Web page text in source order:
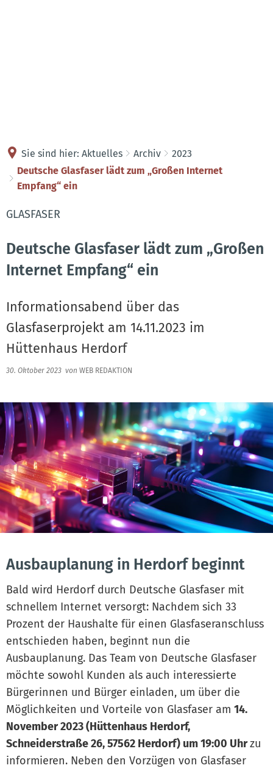
Sie sind hier: Aktuelles Archiv
2023
Deutsche Glasfaser lädt zum „Großen Internet
Empfang“ ein
GLASFASER
Deutsche Glasfaser lädt zum „Großen
Internet Empfang“ ein
Informationsabend über das
Glasfaserprojekt am 14.11.2023 im
Hüttenhaus Herdorf
30. Oktober 2023 von WEB REDAKTION
Ausbauplanung in Herdorf beginnt
Bald wird Herdorf durch Deutsche Glasfaser mit
schnellem Internet versorgt: Nachdem sich 33
Prozent der Haushalte für einen Glasfaseranschluss
entschieden haben, beginnt nun die
Ausbauplanung. Das Team von Deutsche Glasfaser
möchte sowohl Kunden als auch interessierte
Bürgerinnen und Bürger einladen, um über die
Möglichkeiten und Vorteile von Glasfaser am 14.
November 2023 (Hüttenhaus Herdorf,
Schneiderstraße 26, 57562 Herdorf) um 19:00 Uhrzu
informieren. Neben den Vorzügen von Glasfaser